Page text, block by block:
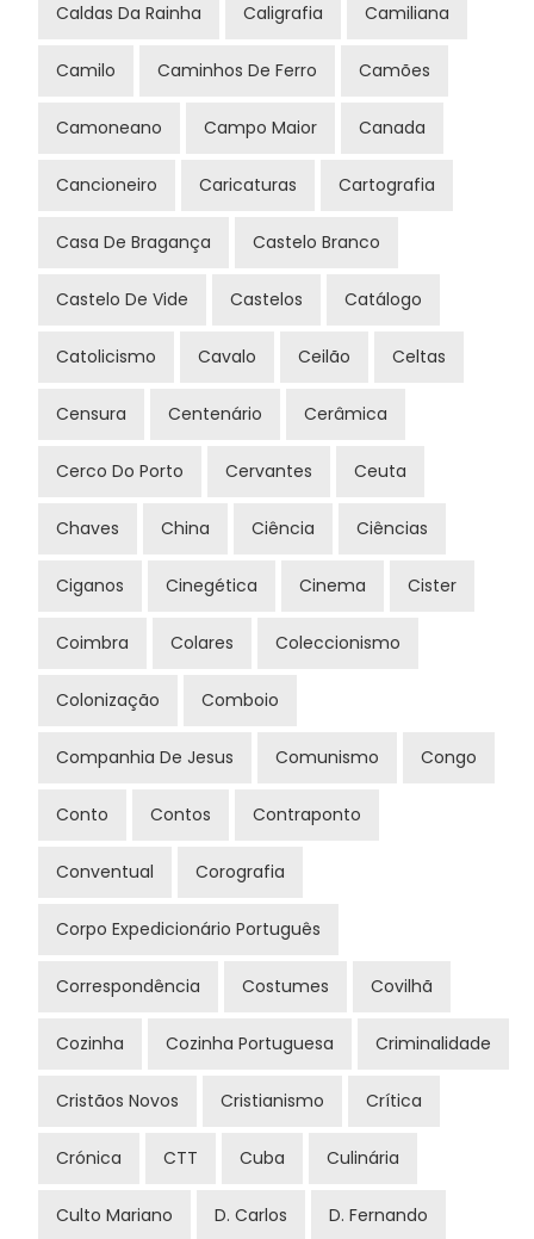
Caldas Da Rainha Caligrafia Camiliana
Camilo Caminhos De Ferro Camões
Camoneano Campo Maior Canada
Cancioneiro Caricaturas Cartografia
Casa De Bragança Castelo Branco
Castelo De Vide Castelos Catálogo
Catolicismo Cavalo Ceilão Celtas
Censura Centenário Cerâmica
Cerco Do Porto Cervantes Ceuta
Chaves China Ciência Ciências
Ciganos Cinegética Cinema Cister
Coimbra Colares Coleccionismo
Colonização Comboio
Companhia De Jesus Comunismo Congo
Conto Contos Contraponto
Conventual Corografia
Corpo Expedicionário Português
Correspondência Costumes Covilhã
Cozinha Cozinha Portuguesa Criminalidade
Cristãos Novos Cristianismo Crítica
Crónica CTT Cuba Culinária
Culto Mariano D. Carlos D. Fernando